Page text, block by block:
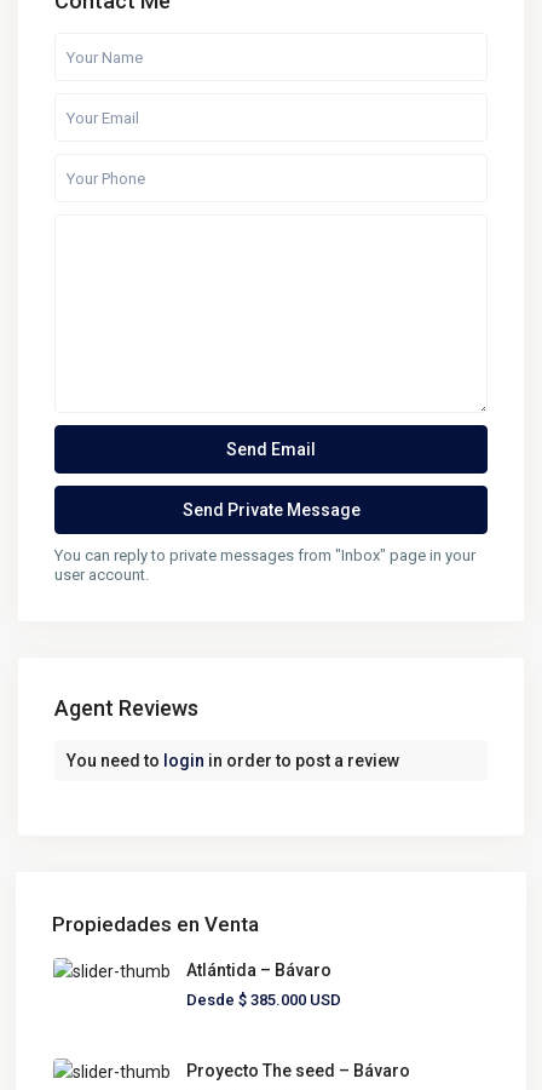
You can reply to private messages from "Inbox" page in your
user account.
Agent Reviews
You need to login in order to post a review
Propiedades en Venta
Atlántida – Bávaro
Desde $ 385.000 USD
Proyecto The seed – Bávaro